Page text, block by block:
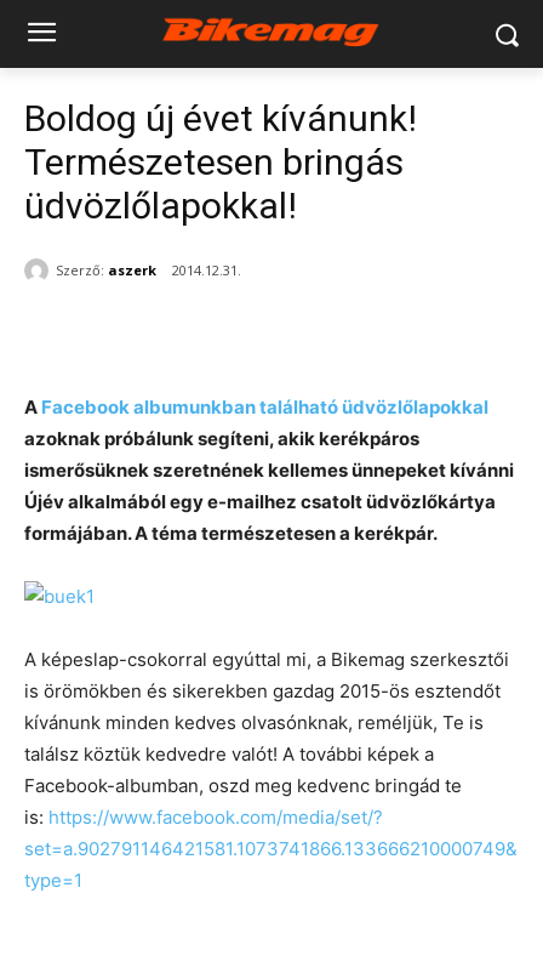
Boldog új évet kívánunk!
Természetesen bringás
üdvözlőlapokkal!
Szerző: aszerk 2014.12.31.
A Facebook albumunkban található üdvözlőlapokkal
azoknak próbálunk segíteni, akik kerékpáros
ismerősüknek szeretnének kellemes ünnepeket kívánni
Újév alkalmából egy e-mailhez csatolt üdvözlőkártya
formájában. A téma természetesen a kerékpár.
A képeslap-csokorral egyúttal mi, a Bikemag szerkesztői
is örömökben és sikerekben gazdag 2015-ös esztendőt
kívánunk minden kedves olvasónknak, reméljük, Te is
találsz köztük kedvedre valót! A további képek a
Facebook-albumban, oszd meg kedvenc bringád te
is: https://www.facebook.com/media/set/?
set=a.902791146421581.1073741866.133666210000749&
type=1